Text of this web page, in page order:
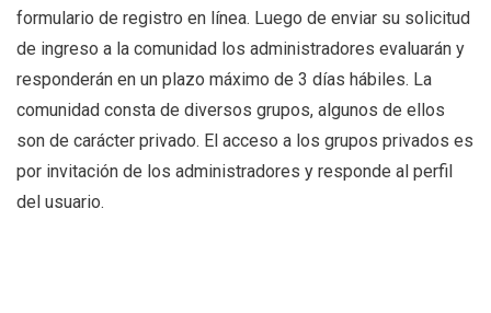
formulario de registro en línea. Luego de enviar su solicitud
de ingreso a la comunidad los administradores evaluarán y
responderán en un plazo máximo de 3 días hábiles. La
comunidad consta de diversos grupos, algunos de ellos
son de carácter privado. El acceso a los grupos privados es
por invitación de los administradores y responde al perfil
del usuario.